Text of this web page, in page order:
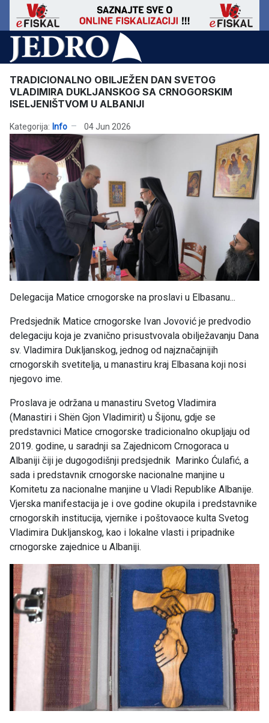
TRADICIONALNO OBILJEŽEN DAN SVETOG
VLADIMIRA DUKLJANSKOG SA CRNOGORSKIM
ISELJENIŠTVOM U ALBANIJI
Kategorija: Info 04 Jun 2026
Delegacija Matice crnogorske na proslavi u Elbasanu...
Predsjednik Matice crnogorske Ivan Jovović je predvodio
delegaciju koja je zvanično prisustvovala obilježavanju Dana
sv. Vladimira Dukljanskog, jednog od najznačajnijih
crnogorskih svetitelja, u manastiru kraj Elbasana koji nosi
njegovo ime.
Proslava je održana u manastiru Svetog Vladimira
(Manastiri i Shën Gjon Vladimirit) u Šijonu, gdje se
predstavnici Matice crnogorske tradicionalno okupljaju od
2019. godine, u saradnji sa Zajednicom Crnogoraca u
Albaniji čiji je dugogodišnji predsjednik Marinko Ćulafić, a
sada i predstavnik crnogorske nacionalne manjine u
Komitetu za nacionalne manjine u Vladi Republike Albanije.
Vjerska manifestacija je i ove godine okupila i predstavnike
crnogorskih institucija, vjernike i poštovaoce kulta Svetog
Vladimira Dukljanskog, kao i lokalne vlasti i pripadnike
crnogorske zajednice u Albaniji.